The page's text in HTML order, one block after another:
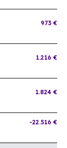
973 €
1.216 €
1.824 €
-22.516 €